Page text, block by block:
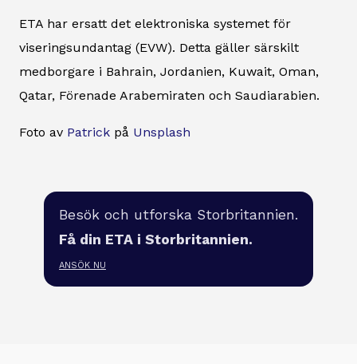
ETA har ersatt det elektroniska systemet för
viseringsundantag (EVW). Detta gäller särskilt
medborgare i Bahrain, Jordanien, Kuwait, Oman,
Qatar, Förenade Arabemiraten och Saudiarabien.
Foto av Patrick på Unsplash
Besök och utforska Storbritannien.
Få din ETA i Storbritannien.
ANSÖK NU